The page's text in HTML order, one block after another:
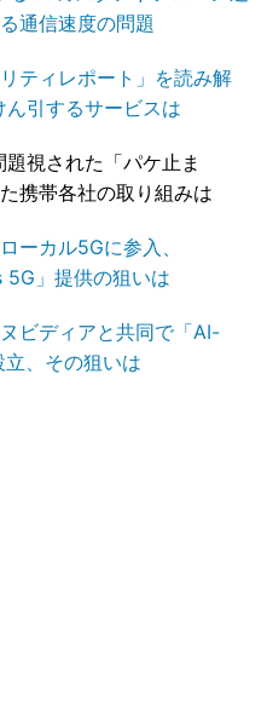
通信速度の問題
ティレポート」を読み解
ん引するサービスは
視された「パケ止ま
携帯各社の取り組みは
ーカル5Gに参入、
5G」提供の狙いは
ビディアと共同で「AI-
、その狙いは